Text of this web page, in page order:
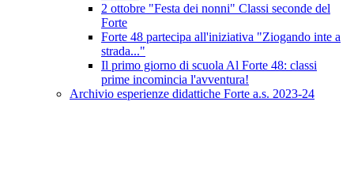
2 ottobre "Festa dei nonni" Classi seconde del
Forte
Forte 48 partecipa all'iniziativa "Ziogando inte a
strada..."
Il primo giorno di scuola Al Forte 48: classi
prime incomincia l'avventura!
Archivio esperienze didattiche Forte a.s. 2023-24